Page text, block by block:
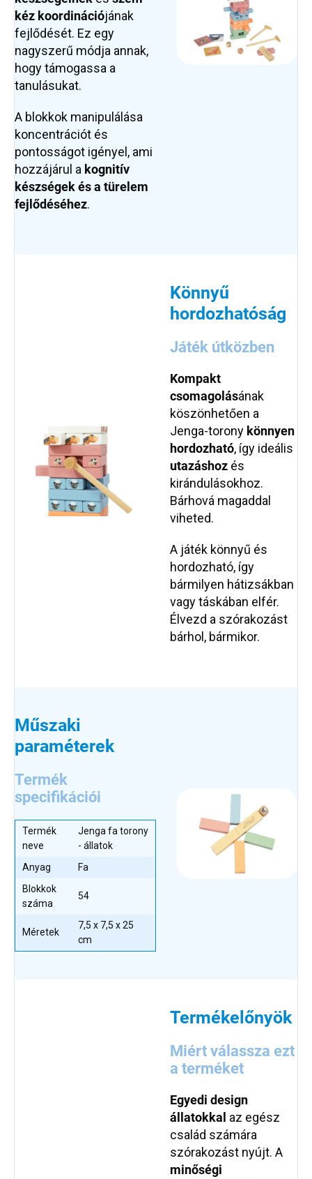
kéz koordinációjának
fejlődését. Ez egy
nagyszerű módja annak,
hogy támogassa a
tanulásukat.
A blokkok manipulálása
koncentrációt és
pontosságot igényel, ami
hozzájárul a kognitív
készségek és a türelem
fejlődéséhez.
Könnyű
hordozhatóság
Játék útközben
Kompakt
csomagolásának
köszönhetően a
Jenga-torony könnyen
hordozható, így ideális
utazáshoz és
kirándulásokhoz.
Bárhová magaddal
viheted.
A játék könnyű és
hordozható, így
bármilyen hátizsákban
vagy táskában elfér.
Élvezd a szórakozást
bárhol, bármikor.
Műszaki
paraméterek
Termék
specifikációi
Termék
neve
Jenga fa torony
- állatok
Anyag
Fa
Blokkok
száma
54
Méretek
7,5 x 7,5 x 25
cm
Termékelőnyök
Miért válassza ezt
a terméket
Egyedi design
állatokkal az egész
család számára
szórakozást nyújt. A
minőségi